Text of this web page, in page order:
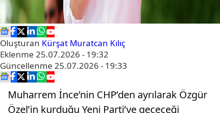
Oluşturan Kürşat Muratcan Kılıç
Eklenme 25.07.2026 - 19:32
Güncellenme 25.07.2026 - 19:33
Muharrem İnce’nin CHP’den ayrılarak Özgür
Özel’in kurduğu Yeni Parti’ye geçeceği